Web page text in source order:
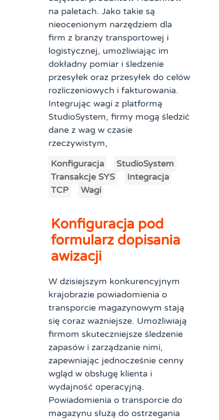
na paletach. Jako takie są
nieocenionym narzędziem dla
firm z branży transportowej i
logistycznej, umożliwiając im
dokładny pomiar i śledzenie
przesyłek oraz przesyłek do celów
rozliczeniowych i fakturowania.
Integrując wagi z platformą
StudioSystem, firmy mogą śledzić
dane z wag w czasie
rzeczywistym,
Konfiguracja
StudioSystem
Transakcje SYS
Integracja
TCP
Wagi
Konfiguracja pod
formularz dopisania
awizacji
W dzisiejszym konkurencyjnym
krajobrazie powiadomienia o
transporcie magazynowym stają
się coraz ważniejsze. Umożliwiają
firmom skuteczniejsze śledzenie
zapasów i zarządzanie nimi,
zapewniając jednocześnie cenny
wgląd w obsługę klienta i
wydajność operacyjną.
Powiadomienia o transporcie do
magazynu służą do ostrzegania